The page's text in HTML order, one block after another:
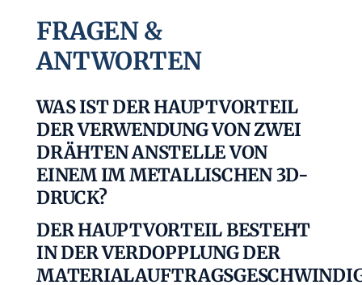
FRAGEN &
ANTWORTEN
WAS IST DER HAUPTVORTEIL
DER VERWENDUNG VON ZWEI
DRÄHTEN ANSTELLE VON
EINEM IM METALLISCHEN 3D-
DRUCK?
DER HAUPTVORTEIL BESTEHT
IN DER VERDOPPLUNG DER